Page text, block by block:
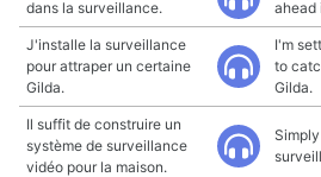
dans la surveillance.
ahead
J'installe la surveillance
pour attraper un certaine
Gilda.
I'm
to
Gilda.
Il suffit de construire un
système de surveillance
vidéo pour la maison.